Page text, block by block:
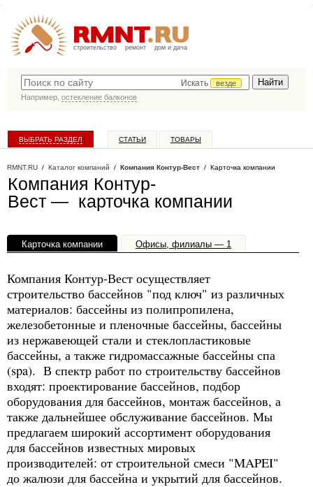
строительство ремонт дом и дача
Искать
везде
Например, остекление балконов
ВЫБРАТЬ РАЗДЕЛ СТАТЬИ ТОВАРЫ
RMNT.RU / Каталог компаний / Компания Контур-Вест / Карточка компании
Компания Контур-
Вест — карточка компании
Карточка компании Офисы, филиалы — 1
Компания Контур-Вест осуществляет
строительство бассейнов "под ключ" из различных
материалов: бассейны из полипропилена,
железобетонные и пленочные бассейны, бассейны
из нержавеющей стали и стеклопластиковые
бассейны, а также гидромассажные бассейны спа
(spa). В спектр работ по строительству бассейнов
входят: проектирование бассейнов, подбор
оборудования для бассейнов, монтаж бассейнов, а
также дальнейшее обслуживание бассейнов. Мы
предлагаем широкий ассортимент оборудования
для бассейнов известных мировых
производителей: от строительной смеси "MAPEI"
до жалюзи для бассейна и укрытий для бассейнов.